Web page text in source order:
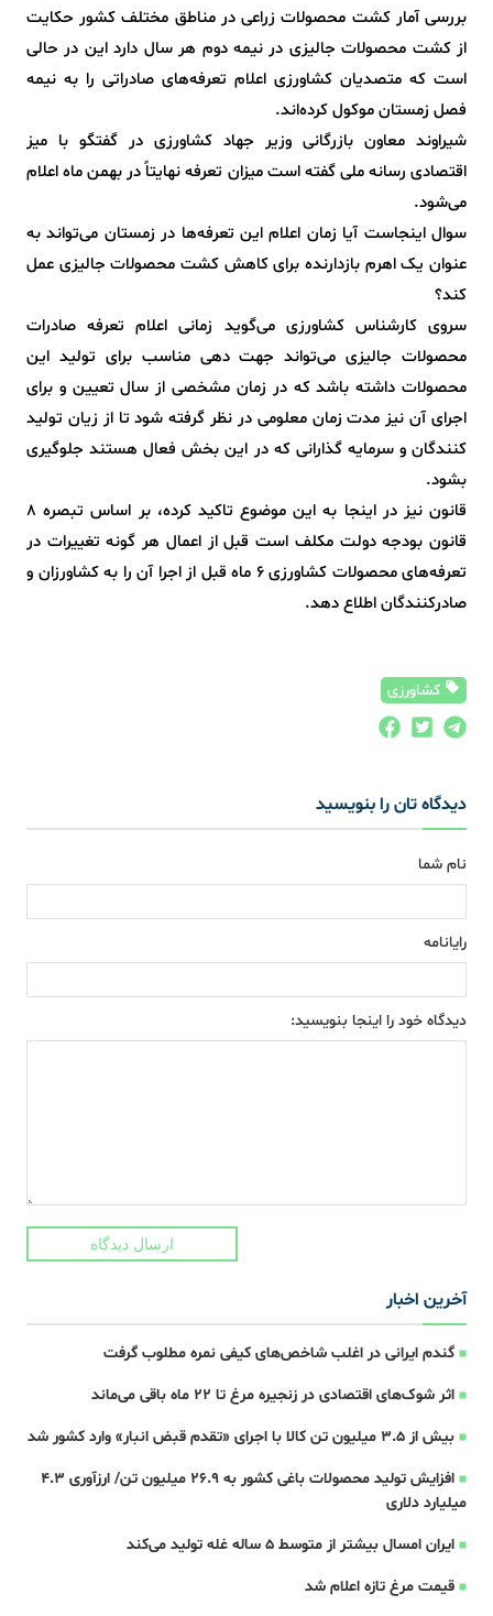
بررسی آمار کشت محصولات زراعی در مناطق مختلف کشور حکایت
از کشت محصولات جالیزی در نیمه دوم هر سال دارد این در حالی
است که متصدیان کشاورزی اعلام تعرفه‌های صادراتی را به نیمه
فصل زمستان موکول کرده‌اند.
شیراوند معاون بازرگانی وزیر جهاد کشاورزی در گفتگو با میز
اقتصادی رسانه ملی گفته است میزان تعرفه نهایتاً در بهمن ماه اعلام
می‌شود.
سوال اینجاست آیا زمان اعلام این تعرفه‌ها در زمستان می‌تواند به
عنوان یک اهرم بازدارنده برای کاهش کشت محصولات جالیزی عمل
کند؟
سروی کارشناس کشاورزی می‌گوید زمانی اعلام تعرفه صادرات
محصولات جالیزی می‌تواند جهت دهی مناسب برای تولید این
محصولات داشته باشد که در زمان مشخصی از سال تعیین و برای
اجرای آن نیز مدت زمان معلومی در نظر گرفته شود تا از زیان تولید
کنندگان و سرمایه گذارانی که در این بخش فعال هستند جلوگیری
بشود.
قانون نیز در اینجا به این موضوع تاکید کرده، بر اساس تبصره ۸
قانون بودجه دولت مکلف است قبل از اعمال هر گونه تغییرات در
تعرفه‌های محصولات کشاورزی ۶ ماه قبل از اجرا آن را به کشاورزان و
صادرکنندگان اطلاع دهد.
کشاورزی
دیدگاه تان را بنویسید
نام شما
رایانامه
دیدگاه خود را اینجا بنویسید:
ارسال دیدگاه
آخرین اخبار
گندم ایرانی در اغلب شاخص‌های کیفی نمره مطلوب گرفت
اثر شوک‌های اقتصادی در زنجیره مرغ تا 22 ماه باقی می‌ماند
بیش از ۳.۵ میلیون تن کالا با اجرای «تقدم قبض انبار» وارد کشور شد
افزایش تولید محصولات باغی کشور به ۲۶.۹ میلیون تن/ ارزآوری ۴.۳
میلیارد دلاری
ایران امسال بیشتر از متوسط 5 ساله غله تولید می‌کند
قیمت مرغ تازه اعلام شد